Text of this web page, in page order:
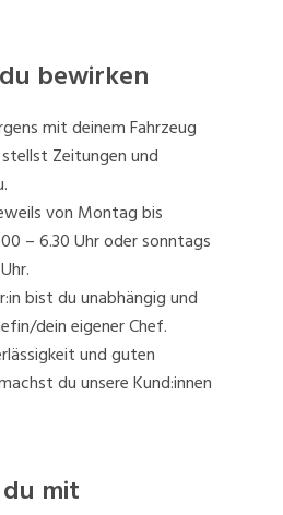
bewirken
mit deinem Fahrzeug
Zeitungen und
von Montag bis
– 6.30 Uhr oder sonntags
bist du unabhängig und
dein eigener Chef.
und guten
du unsere Kund:innen
mit